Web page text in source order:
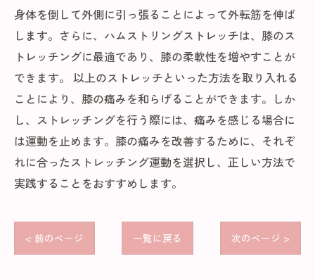
身体を倒して外側に引っ張ることによって外転筋を伸ば
します。さらに、ハムストリングストレッチは、膝のス
トレッチングに最適であり、膝の柔軟性を増やすことが
できます。 以上のストレッチといった方法を取り入れる
ことにより、膝の痛みを和らげることができます。しか
し、ストレッチングを行う際には、痛みを感じる場合に
は運動を止めます。膝の痛みを改善するために、それぞ
れに合ったストレッチング運動を選択し、正しい方法で
実践することをおすすめします。
< 前のページ 一覧に戻る 次のページ >